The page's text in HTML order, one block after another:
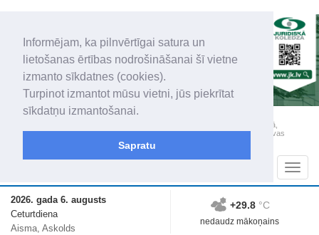
Informējam, ka pilnvērtīgai satura un
lietošanas ērtības nodrošināšanai šī vietne
izmanto sīkdatnes (cookies).
Turpinot izmantot mūsu vietni, jūs piekrītat
sīkdatņu izmantošanai.
Sapratu
„Latgales Laiks” iznāk latviešu un krievu valodās visā Dienvidlatgalē un Sēlijā,
„Latgales Laiks” latviešu valodā aptver Daugavpils valstspilsētu, Augšdaugavas
novadu un apkārtējos novadus un pilsētas.
2026. gada 6. augusts
Ceturtdiena
Aisma, Askolds
+29.8 °C
nedaudz mākoņains